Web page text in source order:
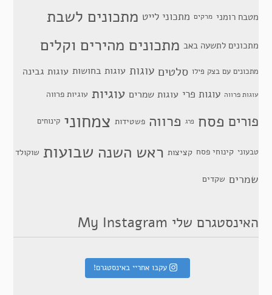
מטבח רומני מרקים מתכוני לייט מתכונים לשבת
מתכונים לתשעה באב מתכונים מהירים וקלים
מתכונים עם בצק פילו סלטים עוגות עוגות בחושות עוגות גבינה
עוגות פרווה עוגות פרי עוגות שמרים עוגיות עוגיות פרווה
פורים פסח פרג פרווה פשטידות צמחוני קינוחים
טבעוני קינוחי פסח קציצות ראש השנה שבועות שוקולד
שמרים שקדים
האינסטגרם שלי My Instagram
עקבו אחריי באינסטגרם!